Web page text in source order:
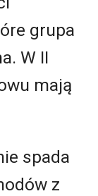
grupa
W II
mają
spada
z